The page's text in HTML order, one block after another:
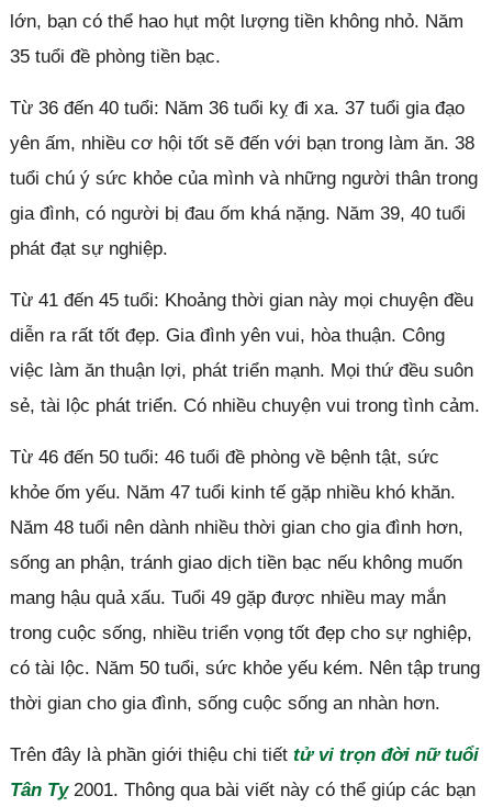
lớn, bạn có thể hao hụt một lượng tiền không nhỏ. Năm
35 tuổi đề phòng tiền bạc.
Từ 36 đến 40 tuổi: Năm 36 tuổi kỵ đi xa. 37 tuổi gia đạo
yên ấm, nhiều cơ hội tốt sẽ đến với bạn trong làm ăn. 38
tuổi chú ý sức khỏe của mình và những người thân trong
gia đình, có người bị đau ốm khá nặng. Năm 39, 40 tuổi
phát đạt sự nghiệp.
Từ 41 đến 45 tuổi: Khoảng thời gian này mọi chuyện đều
diễn ra rất tốt đẹp. Gia đình yên vui, hòa thuận. Công
việc làm ăn thuận lợi, phát triển mạnh. Mọi thứ đều suôn
sẻ, tài lộc phát triển. Có nhiều chuyện vui trong tình cảm.
Từ 46 đến 50 tuổi: 46 tuổi đề phòng về bệnh tật, sức
khỏe ốm yếu. Năm 47 tuổi kinh tế gặp nhiều khó khăn.
Năm 48 tuổi nên dành nhiều thời gian cho gia đình hơn,
sống an phận, tránh giao dịch tiền bạc nếu không muốn
mang hậu quả xấu. Tuổi 49 gặp được nhiều may mắn
trong cuộc sống, nhiều triển vọng tốt đẹp cho sự nghiệp,
có tài lộc. Năm 50 tuổi, sức khỏe yếu kém. Nên tập trung
thời gian cho gia đình, sống cuộc sống an nhàn hơn.
Trên đây là phần giới thiệu chi tiết tử vi trọn đời nữ tuổi
Tân Tỵ2001. Thông qua bài viết này có thể giúp các bạn
Đóng quảng cáo ✕